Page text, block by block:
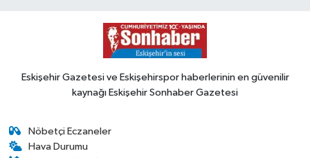
Eskişehir Gazetesi ve Eskişehirspor haberlerinin en güvenilir
kaynağı Eskişehir Sonhaber Gazetesi
Nöbetçi Eczaneler
Hava Durumu